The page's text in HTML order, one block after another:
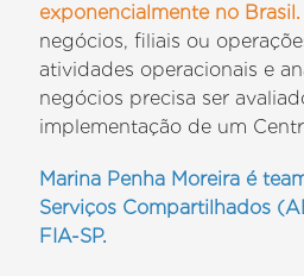
exponencialmente no Brasil.
negócios, filiais ou
atividades operacionais e
negócios precisa ser
implementação de um
Marina Penha Moreira é
Serviços Compartilhados
FIA-SP.